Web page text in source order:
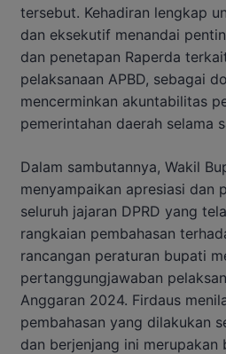
tersebut. Kehadiran lengkap
dan eksekutif menandai
dan penetapan Raperda
pelaksanaan APBD, sebagai
mencerminkan akuntabilitas
pemerintahan daerah selama
Dalam sambutannya, Wakil
menyampaikan apresiasi dan
seluruh jajaran DPRD yang
rangkaian pembahasan
rancangan peraturan bupati
pertanggungjawaban
Anggaran 2024. Firdaus
pembahasan yang dilakukan
dan berjenjang ini merupakan